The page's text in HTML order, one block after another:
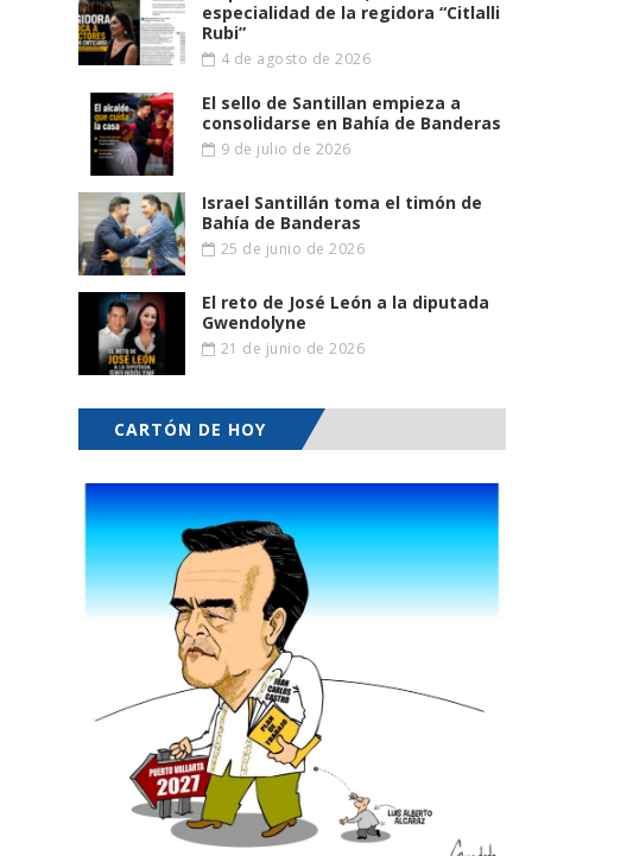
especialidad de la regidora “Citlalli
Rubi”
4 de agosto de 2026
El sello de Santillan empieza a
consolidarse en Bahía de Banderas
9 de julio de 2026
Israel Santillán toma el timón de
Bahía de Banderas
25 de junio de 2026
El reto de José León a la diputada
Gwendolyne
21 de junio de 2026
CARTÓN DE HOY